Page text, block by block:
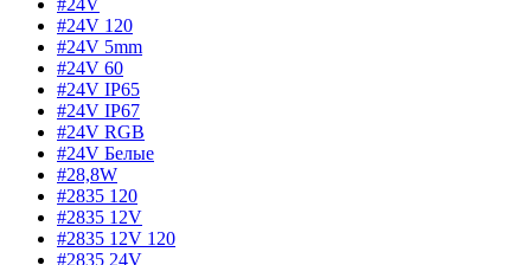
#24V
#24V 120
#24V 5mm
#24V 60
#24V IP65
#24V IP67
#24V RGB
#24V Белые
#28,8W
#2835 120
#2835 12V
#2835 12V 120
#2835 24V